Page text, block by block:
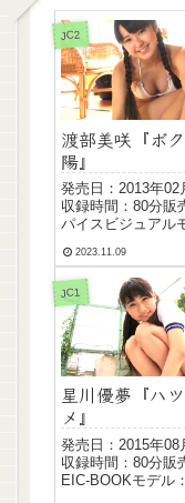
JC2
渡部美咲『ボ
陽』
発売日：2013年02
収録時間：80分販
パイスビジュアル
年月日：1998年07
サイズ：...
2023.11.09
JC1
星川優夢『ハ
メ』
発売日：2015年08
収録時間：80分販
EIC-BOOKモデル